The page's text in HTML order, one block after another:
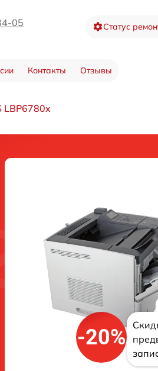
05 Статус
Контакты Отзывы
LBP6780x
-20%